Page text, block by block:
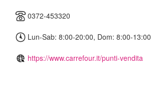
0372-453320
Lun-Sab: 8:00-20:00, Dom: 8:00-13:00
https://www.carrefour.it/punti-vendita